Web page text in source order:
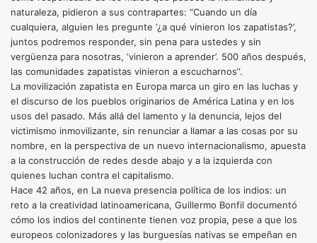
naturaleza, pidieron a sus contrapartes: “Cuando un día
cualquiera, alguien les pregunte ‘¿a qué vinieron los zapatistas?’,
juntos podremos responder, sin pena para ustedes y sin
vergüenza para nosotras, ‘vinieron a aprender’. 500 años después,
las comunidades zapatistas vinieron a escucharnos”.
La movilización zapatista en Europa marca un giro en las luchas y
el discurso de los pueblos originarios de América Latina y en los
usos del pasado. Más allá del lamento y la denuncia, lejos del
victimismo inmovilizante, sin renunciar a llamar a las cosas por su
nombre, en la perspectiva de un nuevo internacionalismo, apuesta
a la construcción de redes desde abajo y a la izquierda con
quienes luchan contra el capitalismo.
Hace 42 años, en La nueva presencia política de los indios: un
reto a la creatividad latinoamericana, Guillermo Bonfil documentó
cómo los indios del continente tienen voz propia, pese a que los
europeos colonizadores y las burguesías nativas se empeñan en